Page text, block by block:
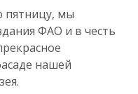
пятницу, мы
ФАО и в честь
нашей